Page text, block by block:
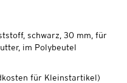
schwarz, 30 mm, für
im Polybeutel
für Kleinstartikel )